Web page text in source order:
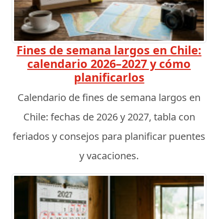
Fines de semana largos en Chile:
calendario 2026–2027 y cómo
planificarlos
Calendario de fines de semana largos en
Chile: fechas de 2026 y 2027, tabla con
feriados y consejos para planificar puentes
y vacaciones.